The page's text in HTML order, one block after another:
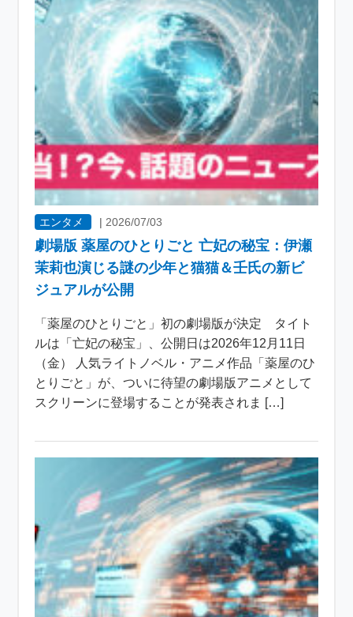
エンタメ |2026/07/03
劇場版 薬屋のひとりごと 亡妃の秘宝：伊瀬
茉莉也演じる謎の少年と猫猫＆壬氏の新ビ
ジュアルが公開
「薬屋のひとりごと」初の劇場版が決定 タイト
ルは「亡妃の秘宝」、公開日は2026年12月11日
（金） 人気ライトノベル・アニメ作品「薬屋のひ
とりごと」が、ついに待望の劇場版アニメとして
スクリーンに登場することが発表されま […]